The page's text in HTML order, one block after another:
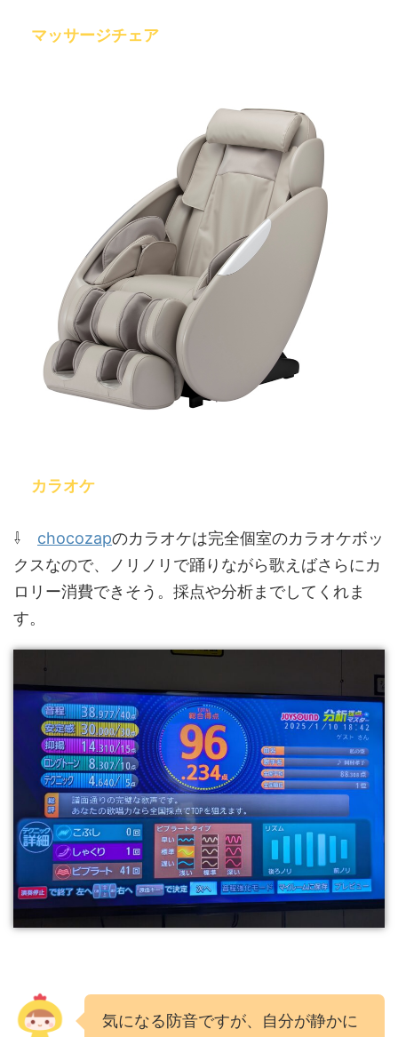
マッサージチェア
カラオケ
⇩ chocozapのカラオケは完全個室のカラオケボッ
クスなので、ノリノリで踊りながら歌えばさらにカ
ロリー消費できそう。採点や分析までしてくれま
す。
気になる防音ですが、自分が静かに